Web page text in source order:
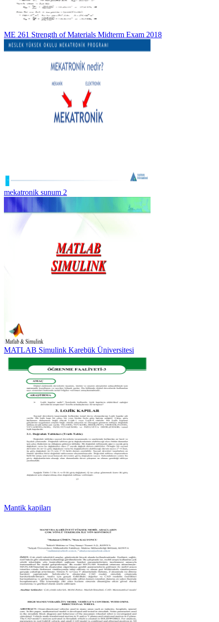
ME 261 Strength of Materials Midterm Exam 2018
mekatronik sunum 2
MATLAB Simulink Karebük Üniversitesi
Mantik kapiları